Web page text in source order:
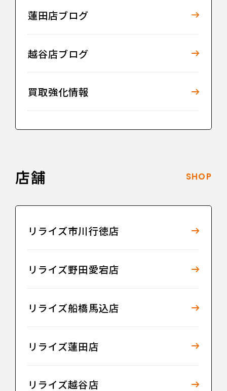
蓮田店ブログ
越谷店ブログ
買取強化情報
店舗 SHOP
リライズ市川行徳店
リライズ野田愛宕店
リライズ船橋馬込店
リライズ蓮田店
リライズ越谷店